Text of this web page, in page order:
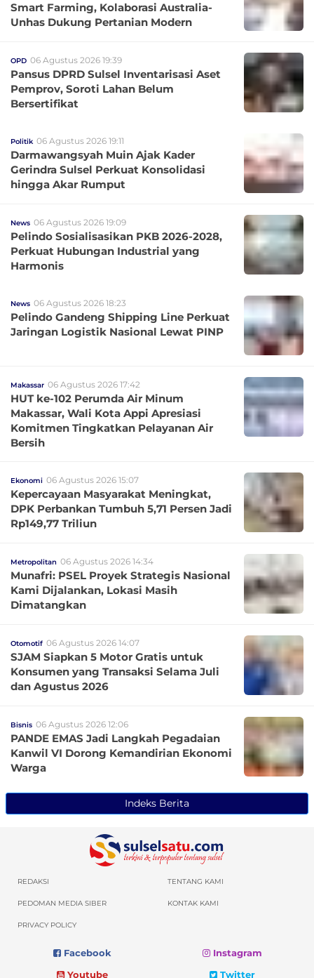
Smart Farming, Kolaborasi Australia-
Unhas Dukung Pertanian Modern
OPD 06 Agustus 2026 19:39
Pansus DPRD Sulsel Inventarisasi Aset
Pemprov, Soroti Lahan Belum
Bersertifikat
Politik 06 Agustus 2026 19:11
Darmawangsyah Muin Ajak Kader
Gerindra Sulsel Perkuat Konsolidasi
hingga Akar Rumput
News 06 Agustus 2026 19:09
Pelindo Sosialisasikan PKB 2026-2028,
Perkuat Hubungan Industrial yang
Harmonis
News 06 Agustus 2026 18:23
Pelindo Gandeng Shipping Line Perkuat
Jaringan Logistik Nasional Lewat PINP
Makassar 06 Agustus 2026 17:42
HUT ke-102 Perumda Air Minum
Makassar, Wali Kota Appi Apresiasi
Komitmen Tingkatkan Pelayanan Air
Bersih
Ekonomi 06 Agustus 2026 15:07
Kepercayaan Masyarakat Meningkat,
DPK Perbankan Tumbuh 5,71 Persen Jadi
Rp149,77 Triliun
Metropolitan 06 Agustus 2026 14:34
Munafri: PSEL Proyek Strategis Nasional
Kami Dijalankan, Lokasi Masih
Dimatangkan
Otomotif 06 Agustus 2026 14:07
SJAM Siapkan 5 Motor Gratis untuk
Konsumen yang Transaksi Selama Juli
dan Agustus 2026
Bisnis 06 Agustus 2026 12:06
PANDE EMAS Jadi Langkah Pegadaian
Kanwil VI Dorong Kemandirian Ekonomi
Warga
Indeks Berita
REDAKSI TENTANG KAMI
PEDOMAN MEDIA SIBER KONTAK KAMI
PRIVACY POLICY
Facebook
Instagram
Youtube
Twitter